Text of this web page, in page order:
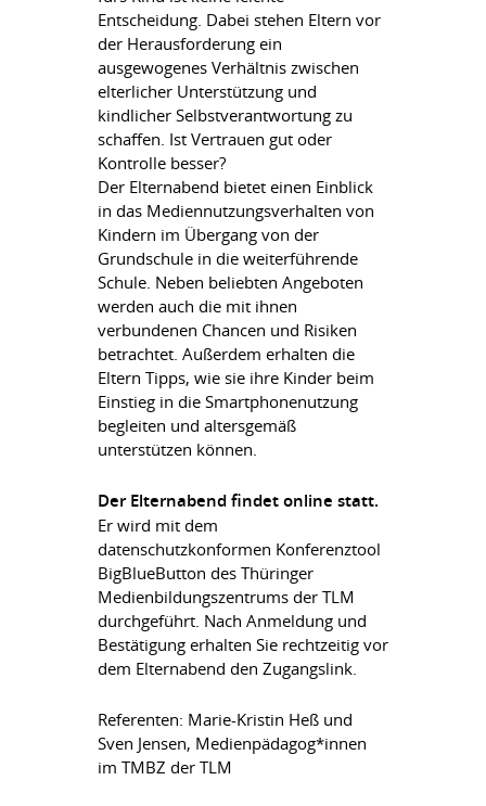
Entscheidung. Dabei stehen Eltern vor
der Herausforderung ein
ausgewogenes Verhältnis zwischen
elterlicher Unterstützung und
kindlicher Selbstverantwortung zu
schaffen. Ist Vertrauen gut oder
Kontrolle besser?
Der Elternabend bietet einen Einblick
in das Mediennutzungsverhalten von
Kindern im Übergang von der
Grundschule in die weiterführende
Schule. Neben beliebten Angeboten
werden auch die mit ihnen
verbundenen Chancen und Risiken
betrachtet. Außerdem erhalten die
Eltern Tipps, wie sie ihre Kinder beim
Einstieg in die Smartphonenutzung
begleiten und altersgemäß
unterstützen können.
Der Elternabend findet online statt.
Er wird mit dem
datenschutzkonformen Konferenztool
BigBlueButton des Thüringer
Medienbildungszentrums der TLM
durchgeführt. Nach Anmeldung und
Bestätigung erhalten Sie rechtzeitig vor
dem Elternabend den Zugangslink.
Referenten: Marie-Kristin Heß und
Sven Jensen, Medienpädagog*innen
im TMBZ der TLM